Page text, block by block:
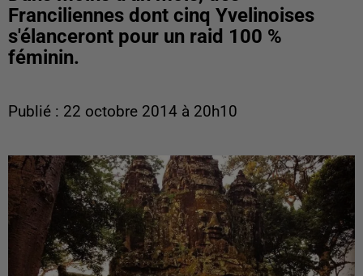
Franciliennes dont cinq Yvelinoises
s'élanceront pour un raid 100 %
féminin.
Publié : 22 octobre 2014 à 20h10